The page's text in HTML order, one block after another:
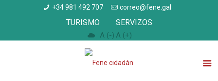
+34 981 492 707 correo@fene.gal
TURISMO SERVIZOS
A (-) A (+)